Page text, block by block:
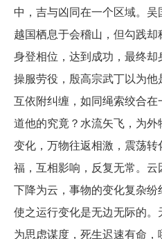
中，吉与凶同在一个区域。吴
越国栖息于会稽山，但勾践却
身登相位，达到成功，最终
操服劳役，殷高宗武丁以为
互依附纠缠，如同绳索绞合
道他的究竟？水流矢飞，为
变化，万物往返相激，震荡
福，互相影响，反复无常。
下降为云，事物的变化复杂纷
使之运行变化是无边无际的
为思虑谋度，死生迟速有命，